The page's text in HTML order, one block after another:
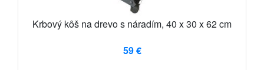
Krbový kôš na drevo s náradím, 40 x 30 x 62 cm
59 €